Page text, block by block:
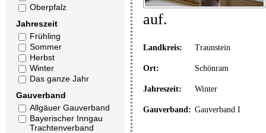
Oberpfalz
Jahreszeit
Frühling
Sommer
Herbst
Winter
Das ganze Jahr
Gauverband
Allgäuer Gauverband
Bayerischer Inngau
Trachtenverband
auf.
Landkreis: Traunstein
Ort: Schönram
Jahreszeit: Winter
Gauverband: Gauverband I